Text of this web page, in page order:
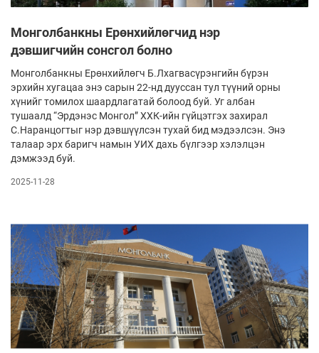
Монголбанкны Ерөнхийлөгчид нэр
дэвшигчийн сонсгол болно
Монголбанкны Ерөнхийлөгч Б.Лхагвасүрэнгийн бүрэн
эрхийн хугацаа энэ сарын 22-нд дууссан тул түүний орны
хүнийг томилох шаардлагатай болоод буй. Уг албан
тушаалд “Эрдэнэс Монгол” ХХК-ийн гүйцэтгэх захирал
С.Наранцогтыг нэр дэвшүүлсэн тухай бид мэдээлсэн. Энэ
талаар эрх баригч намын УИХ дахь бүлгээр хэлэлцэн
дэмжээд буй.
2025-11-28